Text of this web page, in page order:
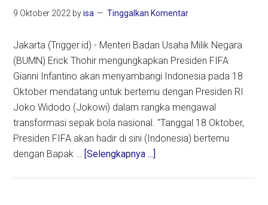
9 Oktober 2022 byisa Tinggalkan Komentar
Jakarta (Trigger.id) - Menteri Badan Usaha Milik Negara
(BUMN) Erick Thohir mengungkapkan Presiden FIFA
Gianni Infantino akan menyambangi Indonesia pada 18
Oktober mendatang untuk bertemu dengan Presiden RI
Joko Widodo (Jokowi) dalam rangka mengawal
transformasi sepak bola nasional. "Tanggal 18 Oktober,
Presiden FIFA akan hadir di sini (Indonesia) bertemu
dengan Bapak … [Selengkapnya ...]